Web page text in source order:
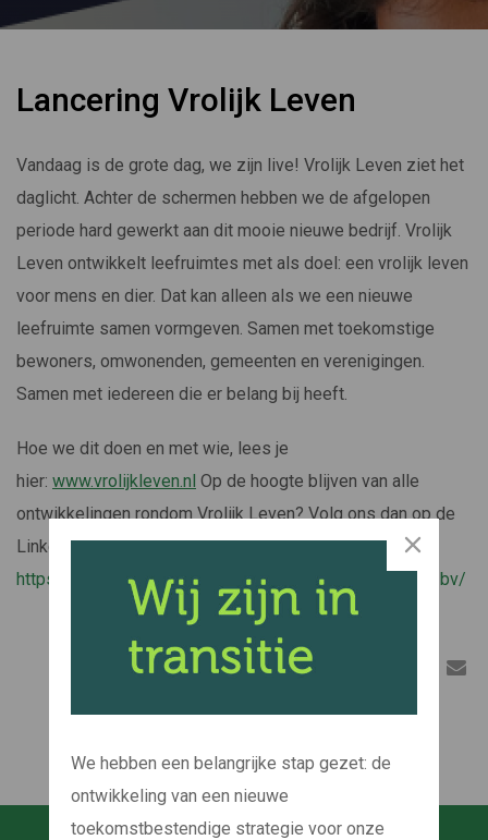
Lancering Vrolijk Leven
Vandaag is de grote dag, we zijn live! Vrolijk Leven ziet het
daglicht. Achter de schermen hebben we de afgelopen
periode hard gewerkt aan dit mooie nieuwe bedrijf. Vrolijk
Leven ontwikkelt leefruimtes met als doel: een vrolijk leven
voor mens en dier. Dat kan alleen als we een nieuwe
leefruimte samen vormgeven. Samen met toekomstige
bewoners, omwonenden, gemeenten en verenigingen.
Samen met iedereen die er belang bij heeft.
Hoe we dit doen en met wie, lees je
hier: www.vrolijkleven.nl Op de hoogte blijven van alle
ontwikkelingen rondom Vrolijk Leven? Volg ons dan op de
LinkedIn pagina
https://www.linkedin.com/company/bouwbedrijf-vrolijk-bv/
Delen
We hebben een belangrijke stap gezet: de
ontwikkeling van een nieuwe
toekomstbestendige strategie voor onze